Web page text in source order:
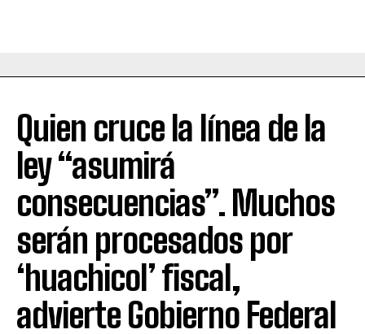
Quien cruce la línea de la
ley “asumirá
consecuencias”. Muchos
serán procesados por
‘huachicol’ fiscal,
advierte Gobierno Federal